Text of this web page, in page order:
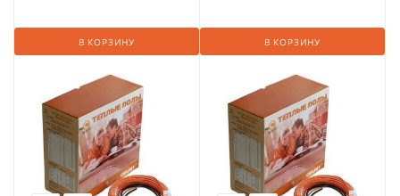
В КОРЗИНУ В КОРЗИНУ